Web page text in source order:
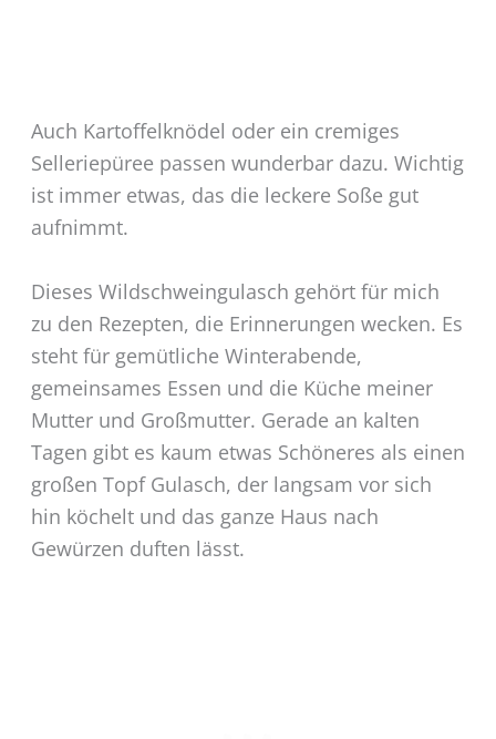
Auch Kartoffelknödel oder ein cremiges
Selleriepüree passen wunderbar dazu. Wichtig
ist immer etwas, das die leckere Soße gut
aufnimmt.
Dieses Wildschweingulasch gehört für mich
zu den Rezepten, die Erinnerungen wecken. Es
steht für gemütliche Winterabende,
gemeinsames Essen und die Küche meiner
Mutter und Großmutter. Gerade an kalten
Tagen gibt es kaum etwas Schöneres als einen
großen Topf Gulasch, der langsam vor sich
hin köchelt und das ganze Haus nach
Gewürzen duften lässt.